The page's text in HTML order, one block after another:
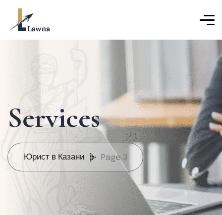
Services
Юрист в Казани Page 3